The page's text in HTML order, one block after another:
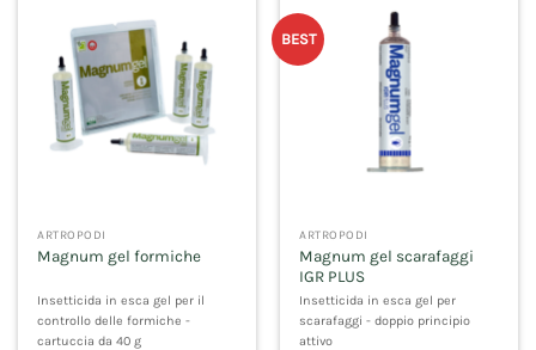
ARTROPODI
Magnum gel formiche
Insetticida in esca gel per il
controllo delle formiche -
cartuccia da 40 g
BEST
ARTROPODI
Magnum gel scarafaggi
IGR PLUS
Insetticida in esca gel per
scarafaggi - doppio principio
attivo